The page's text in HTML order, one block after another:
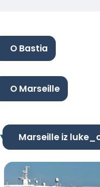
O Bastia
O Marseille
Marseille iz